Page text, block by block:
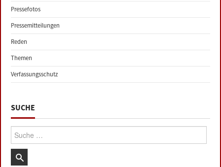
Pressefotos
Pressemitteilungen
Reden
Themen
Verfassungsschutz
SUCHE
Suche: